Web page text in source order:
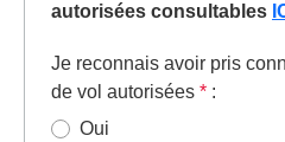
autorisées consultables
Je reconnais avoir pris
de vol autorisées * :
Oui